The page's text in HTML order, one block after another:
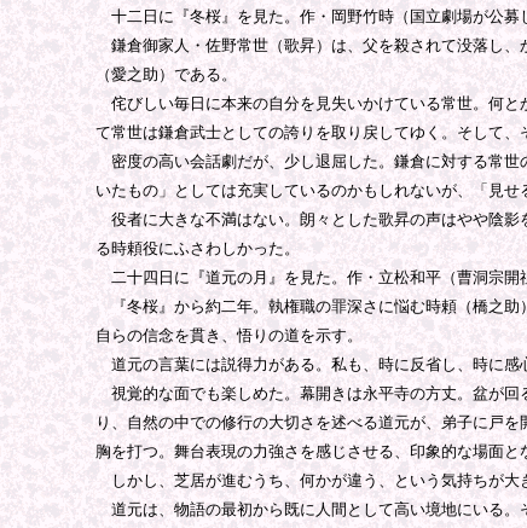
十二日に『冬桜』を見た。作・岡野竹時（国立劇場が公募
鎌倉御家人・佐野常世（歌昇）は、父を殺されて没落し
（愛之助）である。
侘びしい毎日に本来の自分を見失いかけている常世。何
て常世は鎌倉武士としての誇りを取り戻してゆく。そして
密度の高い会話劇だが、少し退屈した。鎌倉に対する常
いたもの」としては充実しているのかもしれないが、「見
役者に大きな不満はない。朗々とした歌昇の声はやや陰
る時頼役にふさわしかった。
二十四日に『道元の月』を見た。作・立松和平（曹洞宗開
『冬桜』から約二年。執権職の罪深さに悩む時頼（橋之助
自らの信念を貫き、悟りの道を示す。
道元の言葉には説得力がある。私も、時に反省し、時に感
視覚的な面でも楽しめた。幕開きは永平寺の方丈。盆が
り、自然の中での修行の大切さを述べる道元が、弟子に戸
胸を打つ。舞台表現の力強さを感じさせる、印象的な場面と
しかし、芝居が進むうち、何かが違う、という気持ちが大
道元は、物語の最初から既に人間として高い境地にいる。